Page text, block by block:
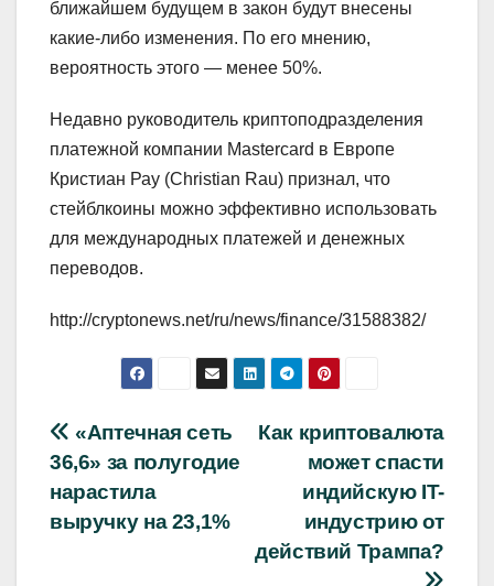
ближайшем будущем в закон будут внесены
какие-либо изменения. По его мнению,
вероятность этого — менее 50%.
Недавно руководитель криптоподразделения
платежной компании Mastercard в Европе
Кристиан Рау (Christian Rau) признал, что
стейблкоины можно эффективно использовать
для международных платежей и денежных
переводов.
http://cryptonews.net/ru/news/finance/31588382/
Навигация
по
записям
Как криптовалюта
может спасти
индийскую IT-
индустрию от
действий Трампа?
«Аптечная сеть
36,6» за полугодие
нарастила
выручку на 23,1%